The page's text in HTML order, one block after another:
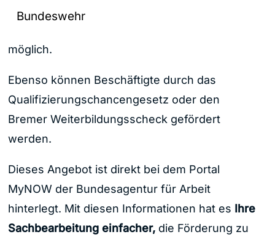
Bundeswehr
möglich.
Ebenso können Beschäftigte durch das
Qualifizierungschancengesetz oder den
Bremer Weiterbildungsscheck gefördert
werden.
Dieses Angebot ist direkt bei dem Portal
MyNOW der Bundesagentur für Arbeit
hinterlegt. Mit diesen Informationen hat es Ihre
Sachbearbeitung einfacher,die Förderung zu